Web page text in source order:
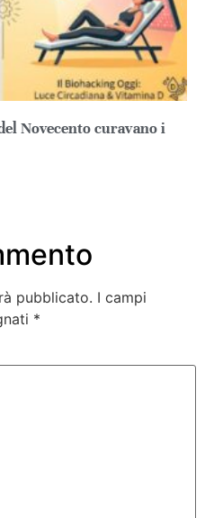
Novecento curavano i
pubblicato. I campi
*